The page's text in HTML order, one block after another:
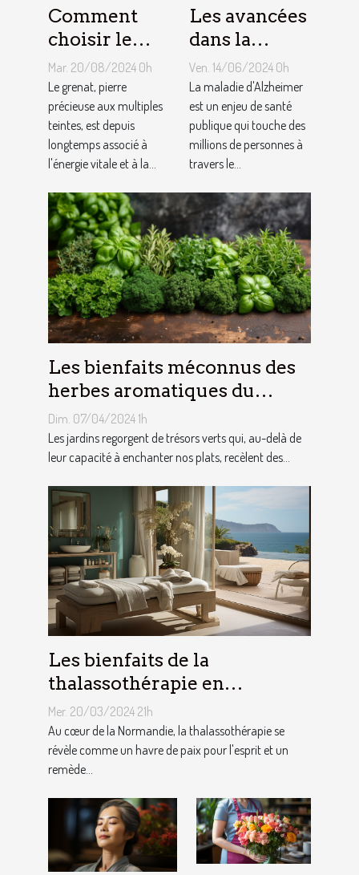
Comment
choisir le
bon bijou en
grenat pour
booster son
énergie
Mar. 20/08/2024 0h
Le grenat, pierre
précieuse aux multiples
teintes, est depuis
longtemps associé à
l'énergie vitale et à la...
Les avancées
dans la
recherche
sur la
maladie
d'Alzheimer
Ven. 14/06/2024 0h
La maladie d'Alzheimer
est un enjeu de santé
publique qui touche des
millions de personnes à
travers le...
Les bienfaits méconnus des
herbes aromatiques du
jardin sur notre santé
Dim. 07/04/2024 1h
Les jardins regorgent de trésors verts qui, au-delà de
leur capacité à enchanter nos plats, recèlent des...
Les bienfaits de la
thalassothérapie en
Normandie : entre soin et
évasion
Mer. 20/03/2024 21h
Au cœur de la Normandie, la thalassothérapie se
révèle comme un havre de paix pour l'esprit et un
remède...